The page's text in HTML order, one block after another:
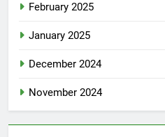
February 2025
January 2025
December 2024
November 2024